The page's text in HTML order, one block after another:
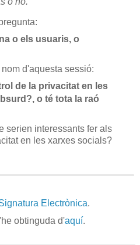
o els usuaris, o
d'aquesta sessió:
de la privacitat en les
o té tota la raó
serien interessants fer als
en les xarxes socials?
Electrònica.
obtinguda d'aquí.